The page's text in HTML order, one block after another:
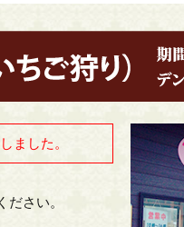
ました。
さい。